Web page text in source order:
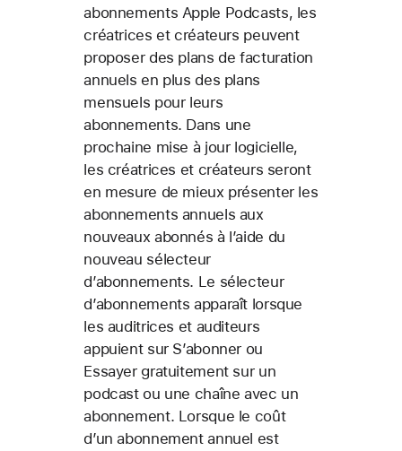
abonnements Apple Podcasts, les
créatrices et créateurs peuvent
proposer des plans de facturation
annuels en plus des plans
mensuels pour leurs
abonnements. Dans une
prochaine mise à jour logicielle,
les créatrices et créateurs seront
en mesure de mieux présenter les
abonnements annuels aux
nouveaux abonnés à l’aide du
nouveau sélecteur
d’abonnements. Le sélecteur
d’abonnements apparaît lorsque
les auditrices et auditeurs
appuient sur S’abonner ou
Essayer gratuitement sur un
podcast ou une chaîne avec un
abonnement. Lorsque le coût
d’un abonnement annuel est